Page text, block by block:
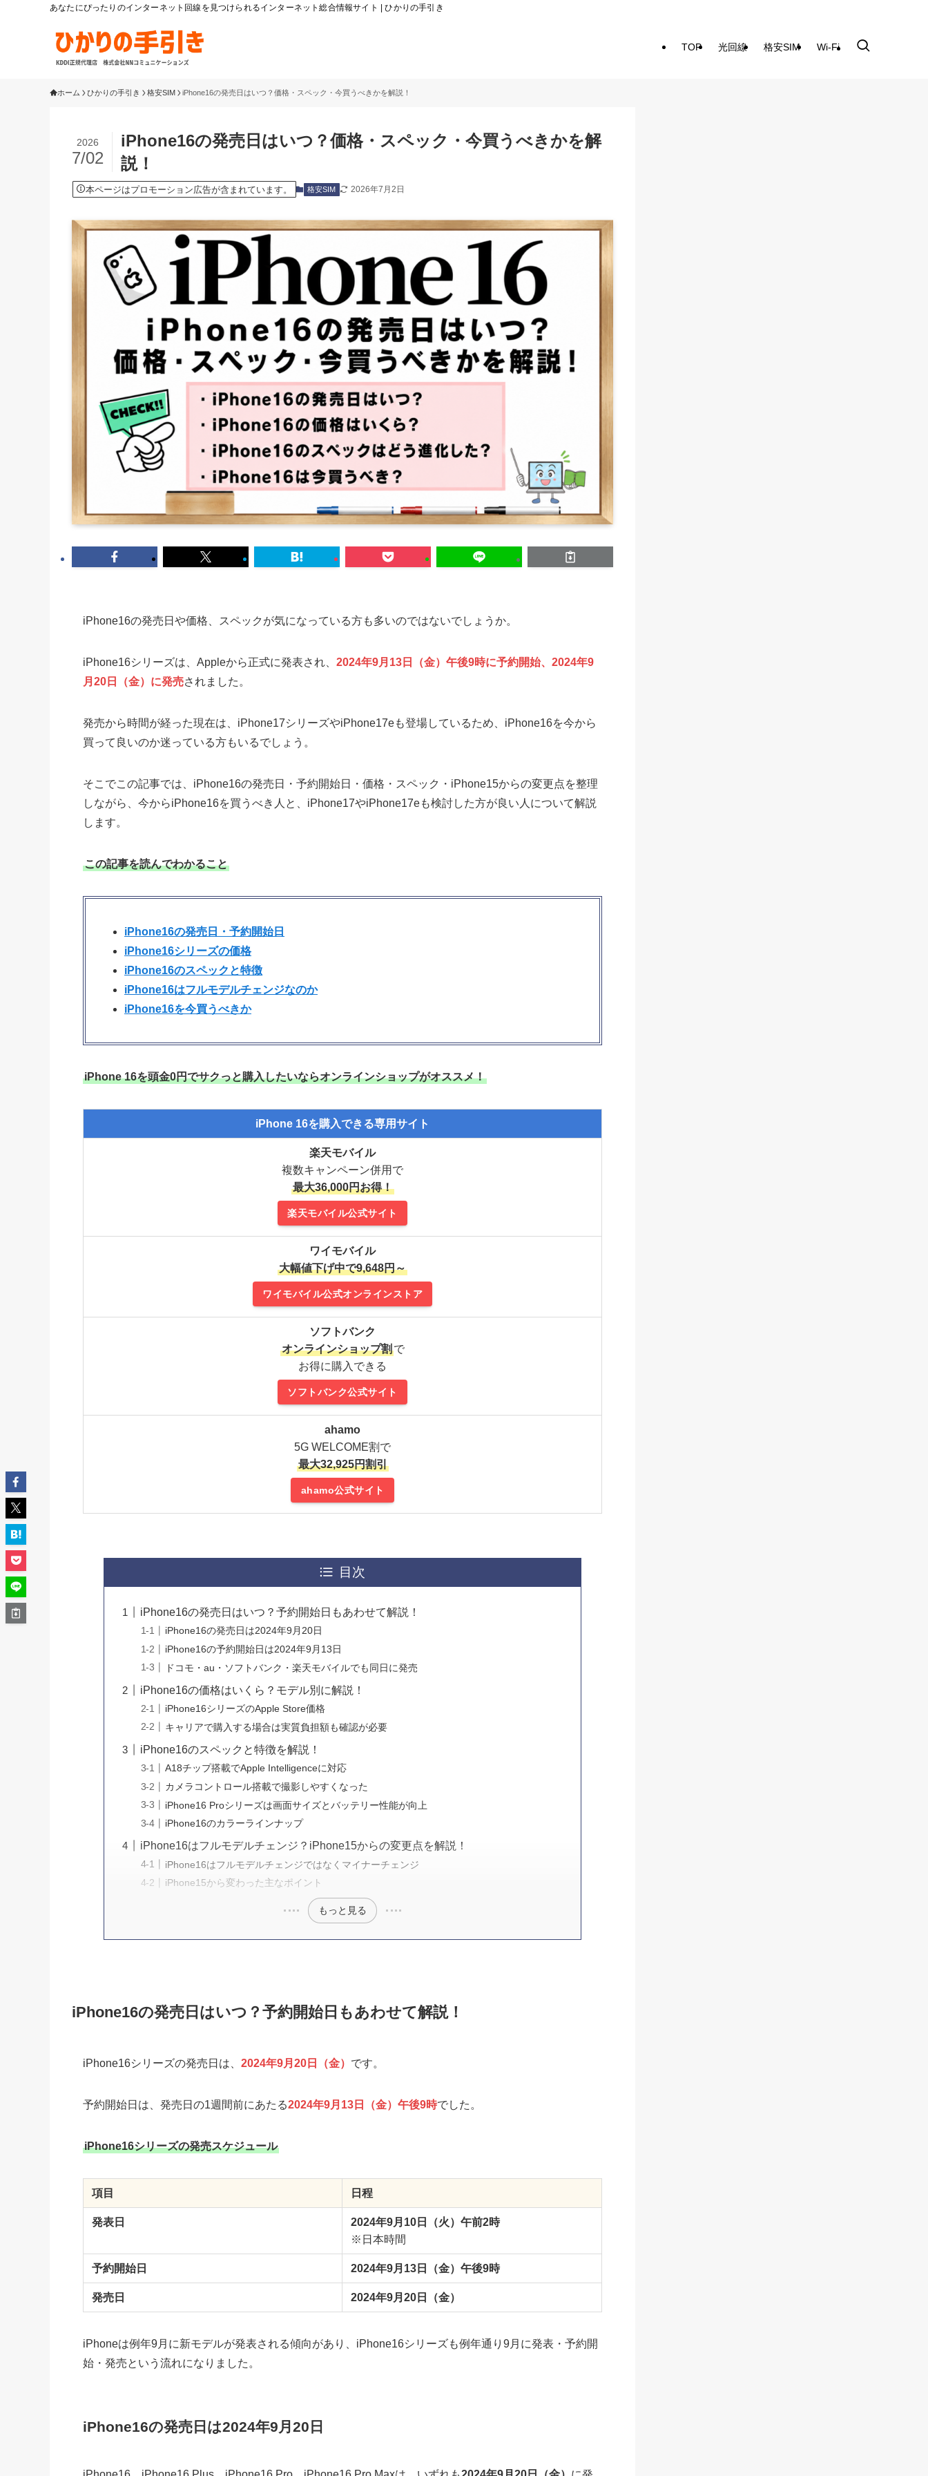
あなたにぴったりのインターネット回線を見つけられるインターネット総合情報サイト | ひかりの手引き
TOP 光回線 格安SIM Wi-Fi
ホーム ひかりの手引き 格安SIM iPhone16の発売日はいつ？価格・スペック・今買うべきかを解説！
iPhone16の発売日はいつ？価格・スペック・今買うべきかを解
説！
2026
7/02
本ページはプロモーション広告が含まれています。 格安SIM 2026年7月2日
iPhone16の発売日や価格、スペックが気になっている方も多いのではないでしょうか。
iPhone16シリーズは、Appleから正式に発表され、 2024年9月13日（金）午後9時に予約開始、2024年9
月20日（金）に発売されました。
発売から時間が経った現在は、iPhone17シリーズやiPhone17eも登場しているため、iPhone16を今から
買って良いのか迷っている方もいるでしょう。
そこでこの記事では、iPhone16の発売日・予約開始日・価格・スペック・iPhone15からの変更点を整理
しながら、今からiPhone16を買うべき人と、iPhone17やiPhone17eも検討した方が良い人について解説
します。
この記事を読んでわかること
iPhone16の発売日・予約開始日
iPhone16シリーズの価格
iPhone16のスペックと特徴
iPhone16はフルモデルチェンジなのか
iPhone16を今買うべきか
iPhone 16を頭金0円でサクっと購入したいならオンラインショップがオススメ！
iPhone 16を購入できる専用サイト
楽天モバイル
複数キャンペーン併用で
最大36,000円お得！
楽天モバイル公式サイト
ワイモバイル
大幅値下げ中で9,648円～
ワイモバイル公式オンラインストア
ソフトバンク
オンラインショップ割で
お得に購入できる
ソフトバンク公式サイト
ahamo
5G WELCOME割で
最大32,925円割引
ahamo公式サイト
目次
iPhone16の発売日はいつ？予約開始日もあわせて解説！
iPhone16の発売日は2024年9月20日
iPhone16の予約開始日は2024年9月13日
ドコモ・au・ソフトバンク・楽天モバイルでも同日に発売
iPhone16の価格はいくら？モデル別に解説！
iPhone16シリーズのApple Store価格
キャリアで購入する場合は実質負担額も確認が必要
iPhone16のスペックと特徴を解説！
A18チップ搭載でApple Intelligenceに対応
カメラコントロール搭載で撮影しやすくなった
iPhone16 Proシリーズは画面サイズとバッテリー性能が向上
iPhone16のカラーラインナップ
iPhone16はフルモデルチェンジ？iPhone15からの変更点を解説！
iPhone16はフルモデルチェンジではなくマイナーチェンジ
iPhone15から変わった主なポイント
もっと見る
iPhone16の発売日はいつ？予約開始日もあわせて解説！
iPhone16シリーズの発売日は、 2024年9月20日（金） です。
予約開始日は、発売日の1週間前にあたる2024年9月13日（金）午後9時でした。
iPhone16シリーズの発売スケジュール
項目 日程
発表日
2024年9月10日（火）午前2時
※日本時間
予約開始日 2024年9月13日（金）午後9時
発売日 2024年9月20日（金）
iPhoneは例年9月に新モデルが発表される傾向があり、iPhone16シリーズも例年通り9月に発表・予約開
始・発売という流れになりました。
iPhone16の発売日は2024年9月20日